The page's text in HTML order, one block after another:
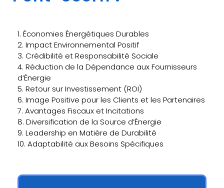
1. Économies Énergétiques Durables
2. Impact Environnemental Positif
3. Crédibilité et Responsabilité Sociale
4. Réduction de la Dépendance aux Fournisseurs
d’Énergie
5. Retour sur Investissement (ROI)
6. Image Positive pour les Clients et les Partenaires
7. Avantages Fiscaux et Incitations
8. Diversification de la Source d’Énergie
9. Leadership en Matière de Durabilité
10. Adaptabilité aux Besoins Spécifiques